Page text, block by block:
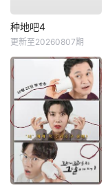
种地吧4
更新至20260807期